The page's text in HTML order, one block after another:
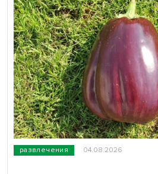
развлечения 04.08.2026